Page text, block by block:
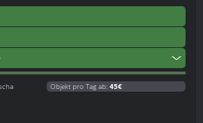
Objekt pro Tag ab: 45€